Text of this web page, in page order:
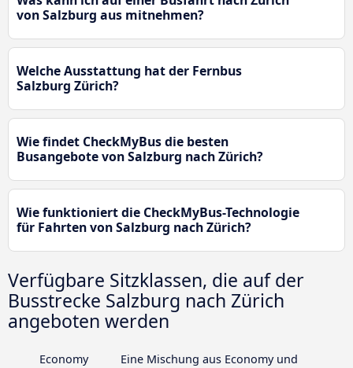
von Salzburg aus mitnehmen?
Welche Ausstattung hat der Fernbus
Salzburg Zürich?
Wie findet CheckMyBus die besten
Busangebote von Salzburg nach Zürich?
Wie funktioniert die CheckMyBus-Technologie
für Fahrten von Salzburg nach Zürich?
Verfügbare Sitzklassen, die auf der
Busstrecke Salzburg nach Zürich
angeboten werden
Economy
Eine Mischung aus Economy und